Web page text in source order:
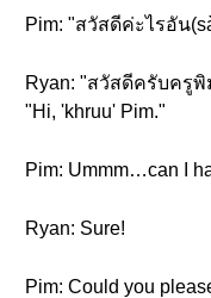
Pim: "สวัสดีค่ะไรอัน
Ryan: "สวัสดีครับครูพิ
"Hi, 'khruu' Pim."
Pim: Ummm…can I
Ryan: Sure!
Pim: Could you